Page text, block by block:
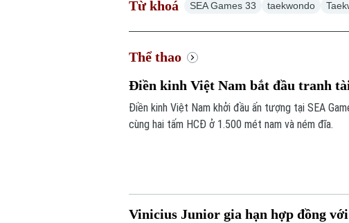
Từ khoá SEA Games 33 taekwondo
Thể thao
Điền kinh Việt Nam bắt đầu tranh
Điền kinh Việt Nam khởi đầu ấn tượng tại SEA
cùng hai tấm HCĐ ở 1.500 mét nam và ném đĩa.
Vinicius Junior gia hạn hợp đồng